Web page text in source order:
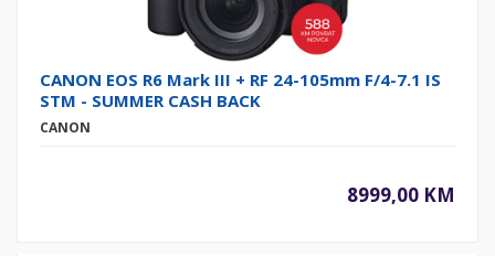
CANON EOS R6 Mark III + RF 24-105mm F/4-7.1 IS
STM - SUMMER CASH BACK
CANON
8999,00 KM